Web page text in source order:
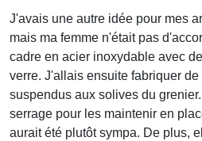
J'avais une autre idée pour mes
mais ma femme n'était pas
cadre en acier inoxydable avec
verre. J'allais ensuite fabriquer
suspendus aux solives du
serrage pour les maintenir en
aurait été plutôt sympa. De plus,